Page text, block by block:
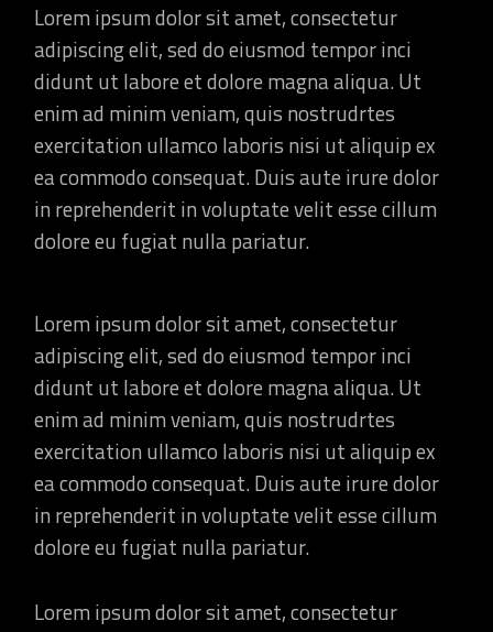
Lorem ipsum dolor sit amet, consectetur
adipiscing elit, sed do eiusmod tempor inci
didunt ut labore et dolore magna aliqua. Ut
enim ad minim veniam, quis nostrudrtes
exercitation ullamco laboris nisi ut aliquip ex
ea commodo consequat. Duis aute irure dolor
in reprehenderit in voluptate velit esse cillum
dolore eu fugiat nulla pariatur.
Lorem ipsum dolor sit amet, consectetur
adipiscing elit, sed do eiusmod tempor inci
didunt ut labore et dolore magna aliqua. Ut
enim ad minim veniam, quis nostrudrtes
exercitation ullamco laboris nisi ut aliquip ex
ea commodo consequat. Duis aute irure dolor
in reprehenderit in voluptate velit esse cillum
dolore eu fugiat nulla pariatur.
Lorem ipsum dolor sit amet, consectetur